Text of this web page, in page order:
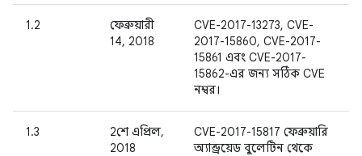
1.2
ফেব্রুয়ারী
14, 2018
CVE-2017-13273, CVE-
2017-15860, CVE-2017-
15861 এবং CVE-2017-
15862-এর জন্য সঠিক CVE
নম্বর।
1.3
2শে এপ্রিল,
2018
CVE-2017-15817 ফেব্রুয়ারি
অ্যান্ড্রয়েড বুলেটিন থেকে